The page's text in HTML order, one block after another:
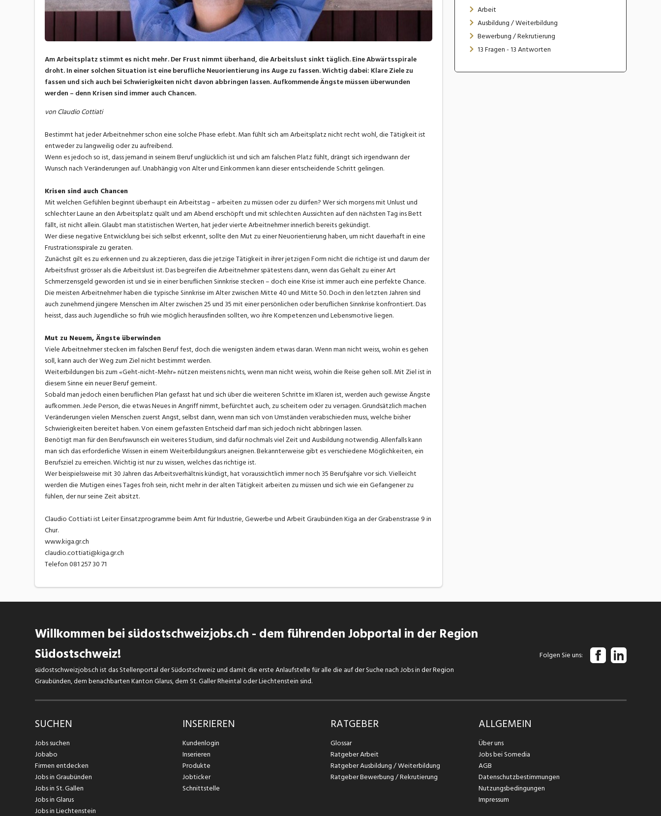
Am Arbeitsplatz stimmt es nicht mehr. Der Frust nimmt überhand, die Arbeitslust sinkt täglich. Eine Abwärtsspirale
droht. In einer solchen Situation ist eine berufliche Neuorientierung ins Auge zu fassen. Wichtig dabei: Klare Ziele zu
fassen und sich auch bei Schwierigkeiten nicht davon abbringen lassen. Aufkommende Ängste müssen überwunden
werden – denn Krisen sind immer auch Chancen.
von Claudio Cottiati
Bestimmt hat jeder Arbeitnehmer schon eine solche Phase erlebt. Man fühlt sich am Arbeitsplatz nicht recht wohl, die Tätigkeit ist
entweder zu langweilig oder zu aufreibend.
Wenn es jedoch so ist, dass jemand in seinem Beruf unglücklich ist und sich am falschen Platz fühlt, drängt sich irgendwann der
Wunsch nach Veränderungen auf. Unabhängig von Alter und Einkommen kann dieser entscheidende Schritt gelingen.
Krisen sind auch Chancen
Mit welchen Gefühlen beginnt überhaupt ein Arbeitstag – arbeiten zu müssen oder zu dürfen? Wer sich morgens mit Unlust und
schlechter Laune an den Arbeitsplatz quält und am Abend erschöpft und mit schlechten Aussichten auf den nächsten Tag ins Bett
fällt, ist nicht allein. Glaubt man statistischen Werten, hat jeder vierte Arbeitnehmer innerlich bereits gekündigt.
Wer diese negative Entwicklung bei sich selbst erkennt, sollte den Mut zu einer Neuorientierung haben, um nicht dauerhaft in eine
Frustrationsspirale zu geraten.
Zunächst gilt es zu erkennen und zu akzeptieren, dass die jetzige Tätigkeit in ihrer jetzigen Form nicht die richtige ist und darum der
Arbeitsfrust grösser als die Arbeitslust ist. Das begreifen die Arbeitnehmer spätestens dann, wenn das Gehalt zu einer Art
Schmerzensgeld geworden ist und sie in einer beruflichen Sinnkrise stecken – doch eine Krise ist immer auch eine perfekte Chance.
Die meisten Arbeitnehmer haben die typische Sinnkrise im Alter zwischen Mitte 40 und Mitte 50. Doch in den letzten Jahren sind
auch zunehmend jüngere Menschen im Alter zwischen 25 und 35 mit einer persönlichen oder beruflichen Sinnkrise konfrontiert. Das
heisst, dass auch Jugendliche so früh wie möglich herausfinden sollten, wo ihre Kompetenzen und Lebensmotive liegen.
Mut zu Neuem, Ängste überwinden
Viele Arbeitnehmer stecken im falschen Beruf fest, doch die wenigsten ändern etwas daran. Wenn man nicht weiss, wohin es gehen
soll, kann auch der Weg zum Ziel nicht bestimmt werden.
Weiterbildungen bis zum «Geht-nicht-Mehr» nützen meistens nichts, wenn man nicht weiss, wohin die Reise gehen soll. Mit Ziel ist in
diesem Sinne ein neuer Beruf gemeint.
Sobald man jedoch einen beruflichen Plan gefasst hat und sich über die weiteren Schritte im Klaren ist, werden auch gewisse Ängste
aufkommen. Jede Person, die etwas Neues in Angriff nimmt, befürchtet auch, zu scheitern oder zu versagen. Grundsätzlich machen
Veränderungen vielen Menschen zuerst Angst, selbst dann, wenn man sich von Umständen verabschieden muss, welche bisher
Schwierigkeiten bereitet haben. Von einem gefassten Entscheid darf man sich jedoch nicht abbringen lassen.
Benötigt man für den Berufswunsch ein weiteres Studium, sind dafür nochmals viel Zeit und Ausbildung notwendig. Allenfalls kann
man sich das erforderliche Wissen in einem Weiterbildungskurs aneignen. Bekannterweise gibt es verschiedene Möglichkeiten, ein
Berufsziel zu erreichen. Wichtig ist nur zu wissen, welches das richtige ist.
Wer beispielsweise mit 30 Jahren das Arbeitsverhältnis kündigt, hat voraussichtlich immer noch 35 Berufsjahre vor sich. Vielleicht
werden die Mutigen eines Tages froh sein, nicht mehr in der alten Tätigkeit arbeiten zu müssen und sich wie ein Gefangener zu
fühlen, der nur seine Zeit absitzt.
Claudio Cottiati ist Leiter Einsatzprogramme beim Amt für Industrie, Gewerbe und Arbeit Graubünden Kiga an der Grabenstrasse 9 in
Chur.
www.kiga.gr.ch
claudio.cottiati@kiga.gr.ch
Telefon 081 257 30 71
Arbeit
Ausbildung / Weiterbildung
Bewerbung / Rekrutierung
13 Fragen - 13 Antworten
Willkommen bei südostschweizjobs.ch - dem führenden Jobportal in der Region
Südostschweiz!
südostschweizjobs.ch ist das Stellenportal der Südostschweiz und damit die erste Anlaufstelle für alle die auf der Suche nach Jobs in der Region
Graubünden, dem benachbarten Kanton Glarus, dem St. Galler Rheintal oder Liechtenstein sind.
Folgen Sie uns
SUCHEN
Jobs suchen
Jobabo
Firmen entdecken
Jobs in Graubünden
Jobs in St. Gallen
Jobs in Glarus
Jobs in Liechtenstein
INSERIEREN
Kundenlogin
Inserieren
Produkte
Jobticker
Schnittstelle
RATGEBER
Glossar
Ratgeber Arbeit
Ratgeber Ausbildung / Weiterbildung
Ratgeber Bewerbung / Rekrutierung
ALLGEMEIN
Über uns
Jobs bei Somedia
AGB
Datenschutzbestimmungen
Nutzungsbedingungen
Impressum